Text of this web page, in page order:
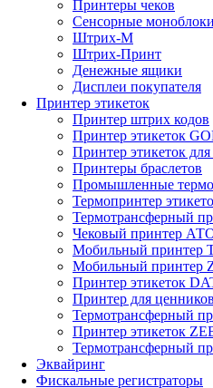
Принтеры чеков
Сенсорные моноблоки
Штрих-М
Штрих-Принт
Денежные ящики
Дисплеи покупателя
Принтер этикеток
Принтер штрих кодов
Принтер этикеток
Принтер этикеток
Принтеры браслетов
Промышленные
Термопринтер
Термотрансферный
Чековый принтер
Мобильный принтер
Мобильный принтер
Принтер этикеток
Принтер для ценников
Термотрансферный
Принтер этикеток
Термотрансферный
Эквайринг
Фискальные регистраторы